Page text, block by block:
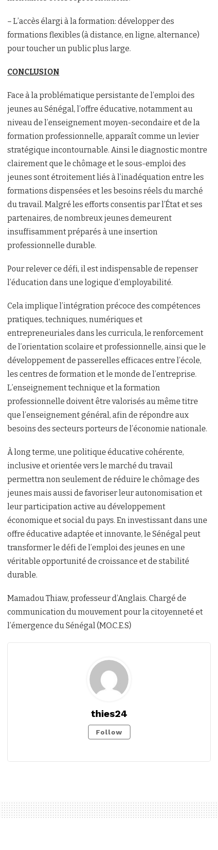
– L’accès élargi à la formation: développer des
formations flexibles (à distance, en ligne, alternance)
pour toucher un public plus large.
CONCLUSION
Face à la problématique persistante de l’emploi des
jeunes au Sénégal, l’offre éducative, notamment au
niveau de l’enseignement moyen-secondaire et de la
formation professionnelle, apparaît comme un levier
stratégique incontournable. Ainsi le diagnostic montre
clairement que le chômage et le sous-emploi des
jeunes sont étroitement liés à l’inadéquation entre les
formations dispensées et les besoins réels du marché
du travail. Malgré les efforts consentis par l’État et ses
partenaires, de nombreux jeunes demeurent
insuffisamment préparés à une insertion
professionnelle durable.
Pour relever ce défi, il est indispensable de repenser
l’éducation dans une logique d’employabilité.
Cela implique l’intégration précoce des compétences
pratiques, techniques, numériques et
entrepreneuriales dans les curricula, le renforcement
de l’orientation scolaire et professionnelle, ainsi que le
développement de passerelles efficaces entre l’école,
les centres de formation et le monde de l’entreprise.
L’enseignement technique et la formation
professionnelle doivent être valorisés au même titre
que l’enseignement général, afin de répondre aux
besoins des secteurs porteurs de l’économie nationale.
À long terme, une politique éducative cohérente,
inclusive et orientée vers le marché du travail
permettra non seulement de réduire le chômage des
jeunes mais aussi de favoriser leur autonomisation et
leur participation active au développement
économique et social du pays. En investissant dans une
offre éducative adaptée et innovante, le Sénégal peut
transformer le défi de l’emploi des jeunes en une
véritable opportunité de croissance et de stabilité
durable.
Mamadou Thiaw, professeur d’Anglais. Chargé de
communication du mouvement pour la citoyenneté et
l’émergence du Sénégal (MO.C.E.S)
thies24
Follow